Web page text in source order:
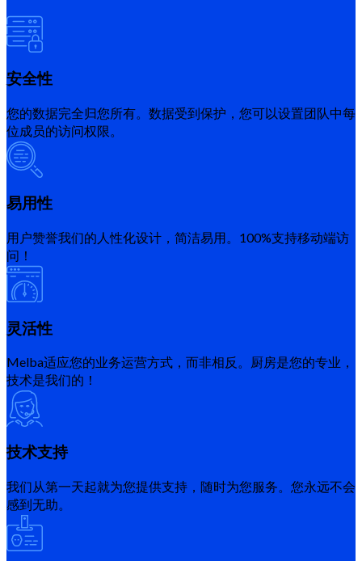
安全性
您的数据完全归您所有。数据受到保护，您可以设置团队中每
位成员的访问权限。
易用性
用户赞誉我们的人性化设计，简洁易用。100%支持移动端访
问！
灵活性
Melba适应您的业务运营方式，而非相反。厨房是您的专业，
技术是我们的！
技术支持
我们从第一天起就为您提供支持，随时为您服务。您永远不会
感到无助。